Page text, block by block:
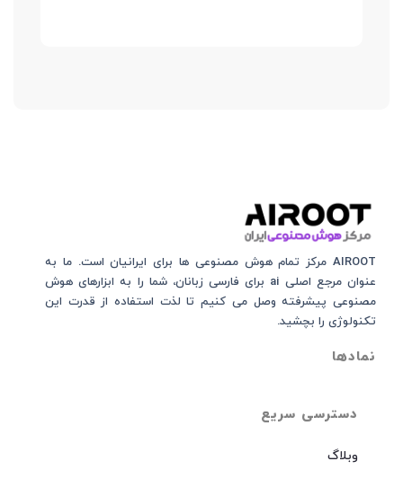
دسترسی سریع
وبلاگ
AIROOT مرکز تمام هوش مصنوعی‌‌‌ ها برای ایرانیان است. ما به
عنوان مرجع اصلی ai برای فارسی زبانان، شما را به ابزارهای هوش
مصنوعی پیشرفته وصل می کنیم تا لذت استفاده از قدرت این
تکنولوژی را بچشید.
نمادها